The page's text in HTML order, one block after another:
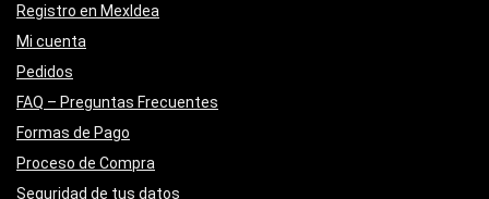
Registro en MexIdea
Mi cuenta
Pedidos
FAQ – Preguntas Frecuentes
Formas de Pago
Proceso de Compra
Seguridad de tus datos